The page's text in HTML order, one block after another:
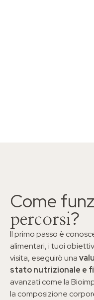
Come
percorsi?
Il primo passo è
alimentari, i tuoi
visita, eseguirò una
stato nutrizionale e
avanzati come la
la composizione